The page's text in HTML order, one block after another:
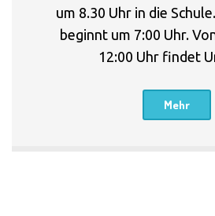
um 8.30 Uhr in die
beginnt um 7:00 Uhr.
12:00 Uhr findet
Mehr